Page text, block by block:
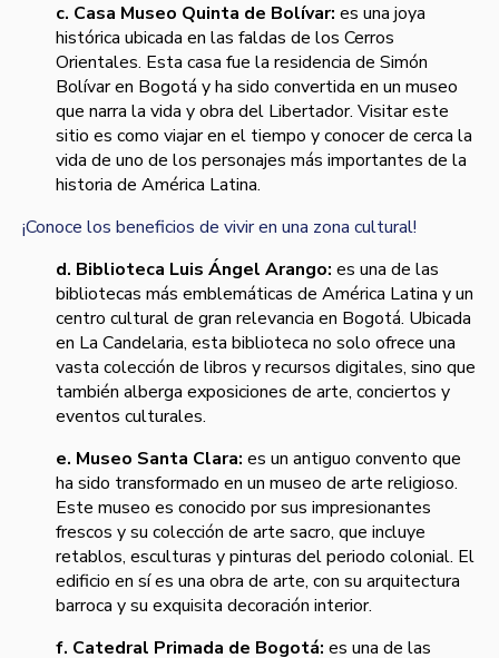
c. Casa Museo Quinta de Bolívar: es una joya
histórica ubicada en las faldas de los Cerros
Orientales. Esta casa fue la residencia de Simón
Bolívar en Bogotá y ha sido convertida en un museo
que narra la vida y obra del Libertador. Visitar este
sitio es como viajar en el tiempo y conocer de cerca la
vida de uno de los personajes más importantes de la
historia de América Latina.
¡Conoce los beneficios de vivir en una zona cultural!
d. Biblioteca Luis Ángel Arango: es una de las
bibliotecas más emblemáticas de América Latina y un
centro cultural de gran relevancia en Bogotá. Ubicada
en La Candelaria, esta biblioteca no solo ofrece una
vasta colección de libros y recursos digitales, sino que
también alberga exposiciones de arte, conciertos y
eventos culturales.
e. Museo Santa Clara: es un antiguo convento que
ha sido transformado en un museo de arte religioso.
Este museo es conocido por sus impresionantes
frescos y su colección de arte sacro, que incluye
retablos, esculturas y pinturas del periodo colonial. El
edificio en sí es una obra de arte, con su arquitectura
barroca y su exquisita decoración interior.
f. Catedral Primada de Bogotá: es una de las